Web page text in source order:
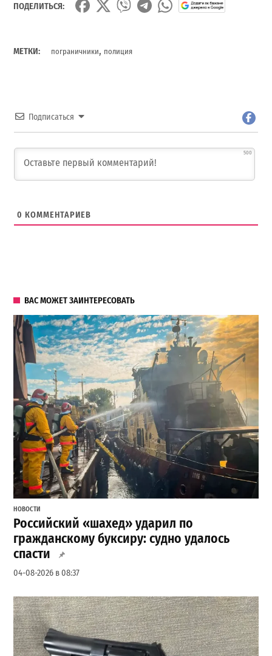
ПОДЕЛИТЬСЯ:
МЕТКИ: пограничники, полиция
Подписаться
500
0 КОММЕНТАРИЕВ
ВАС МОЖЕТ ЗАИНТЕРЕСОВАТЬ
НОВОСТИ
Российский «шахед» ударил по
гражданскому буксиру: судно удалось
спасти
04-08-2026 в 08:37